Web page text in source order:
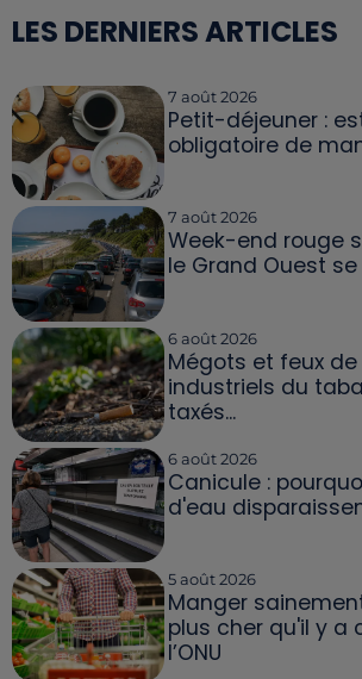
LES DERNIERS ARTICLES
7 août 2026
Petit-déjeuner :
obligatoire de
7 août 2026
Week-end rouge
le Grand Ouest se
6 août 2026
Mégots et feux de
industriels du
taxés...
6 août 2026
Canicule :
d'eau
5 août 2026
Manger
plus cher qu'il y a
l’ONU